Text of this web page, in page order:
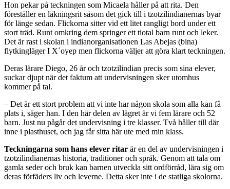
Hon pekar på teckningen som Micaela håller på att rita. Den
föreställer en läkningsrit såsom det gick till i tzotzilindianernas byar
för länge sedan. Flickorna sitter vid ett litet rangligt bord under ett
stort träd. Runt omkring dem springer ett tiotal barn runt och leker.
Det är rast i skolan i indianorganisationen Las Abejas (bina)
flytkingläger I X´oyep men flickorna väljer att göra klart teckningen.
Deras lärare Diego, 26 år och tzotzilindian precis som sina elever,
suckar djupt när det faktum att undervisningen sker utomhus
kommer på tal.
– Det är ett stort problem att vi inte har någon skola som alla kan få
plats i, säger han. I den här delen av lägret är vi fem lärare och 52
barn. Just nu pågår det undervisning i tre klasser. Två håller till där
inne i plasthuset, och jag får sitta här ute med min klass.
Teckningarna som hans elever ritar är en del av undervisningen i
tzotzilindianernas historia, traditioner och språk. Genom att tala om
gamla seder och bruk kan barnen utveckla sitt ordförråd, lära sig om
deras förfäders liv och leverne. Detta sker inte i de statliga skolorna.